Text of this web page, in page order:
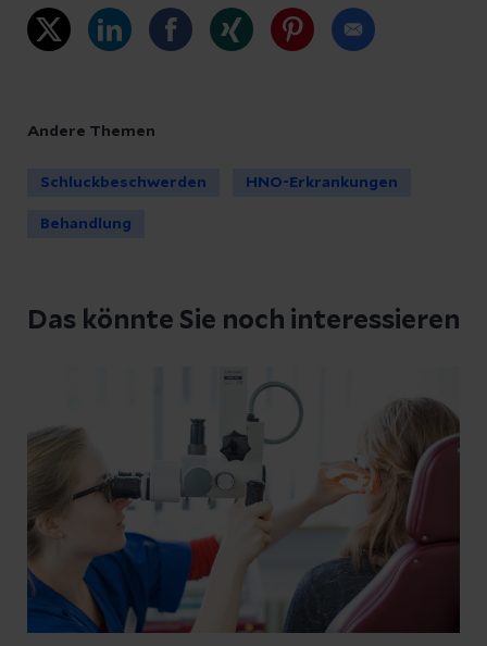
Andere Themen
Schluckbeschwerden HNO-Erkrankungen
Behandlung
Das könnte Sie noch interessieren